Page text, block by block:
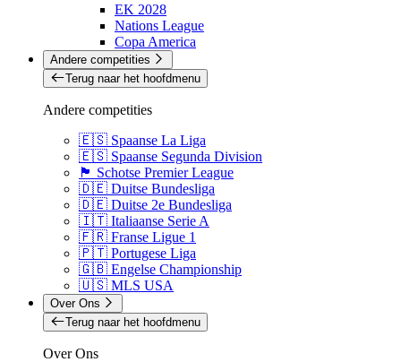
EK 2028
Nations League
Copa America
Andere competities
Terug naar het hoofdmenu
Andere competities
🇪🇸 Spaanse La Liga
🇪🇸 Spaanse Segunda Division
🏴󠁧󠁢󠁳󠁣󠁴󠁿 Schotse Premier League
🇩🇪 Duitse Bundesliga
🇩🇪 Duitse 2e Bundesliga
🇮🇹 Italiaanse Serie A
🇫🇷 Franse Ligue 1
🇵🇹 Portugese Liga
🇬🇧 Engelse Championship
🇺🇸 MLS USA
Over Ons
Terug naar het hoofdmenu
Over Ons